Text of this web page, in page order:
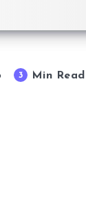
3 Min Read